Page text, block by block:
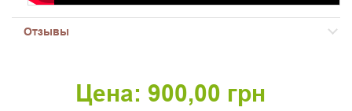
Отзывы
Цена: 900,00 грн